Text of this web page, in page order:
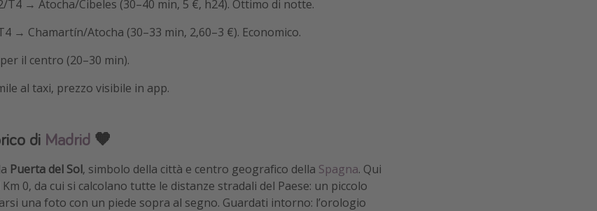
T4 → Atocha/Cibeles (30–40 min, 5 €, h24). Ottimo di notte.
→ Chamartín/Atocha (30–33 min, 2,60–3 €). Economico.
il centro (20–30 min).
al taxi, prezzo visibile in app.
di Madrid 🧡
Puerta del Sol, simbolo della città e centro geografico della Spagna. Qui
0, da cui si calcolano tutte le distanze stradali del Paese: un piccolo
una foto con un piede sopra al segno. Guardati intorno: l’orologio